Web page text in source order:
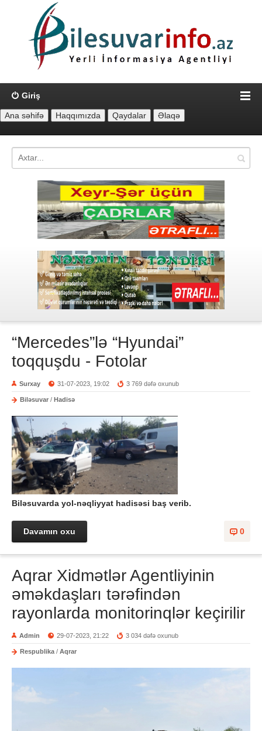
Giriş
“Mercedes”lə “Hyundai”
toqquşdu - Fotolar
Surxay 31-07-2023, 19:02 3 769 dəfə oxunub
Biləsuvar / Hadisə
Biləsuvarda yol-nəqliyyat hadisəsi baş verib.
0
Davamın oxu
Aqrar Xidmətlər Agentliyinin
əməkdaşları tərəfindən
rayonlarda monitorinqlər keçirilir
Admin 29-07-2023, 21:22 3 034 dəfə oxunub
Respublika / Aqrar